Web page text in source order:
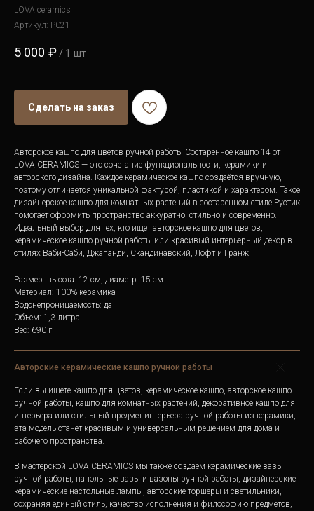
LOVA ceramics
Артикул: P021
5 000 ₽/ 1 шт
Сделать на заказ
Авторское кашпо для цветов ручной работы Состаренное кашпо 14 от
LOVA CERAMICS — это сочетание функциональности, керамики и
авторского дизайна. Каждое керамическое кашпо создаётся вручную,
поэтому отличается уникальной фактурой, пластикой и характером. Такое
дизайнерское кашпо для комнатных растений в состаренном стиле Рустик
помогает оформить пространство аккуратно, стильно и современно.
Идеальный выбор для тех, кто ищет авторское кашпо для цветов,
керамическое кашпо ручной работы или красивый интерьерный декор в
стилях Ваби-Саби, Джапанди, Скандинавский, Лофт и Гранж
Размер: высота: 12 см, диаметр: 15 см
Материал: 100% керамика
Водонепроницаемость: да
Объем: 1,3 литра
Вес: 690 г
Авторские керамические кашпо ручной работы
Если вы ищете кашпо для цветов, керамическое кашпо, авторское кашпо
ручной работы, кашпо для комнатных растений, декоративное кашпо для
интерьера или стильный предмет интерьера ручной работы из керамики,
эта модель станет красивым и универсальным решением для дома и
рабочего пространства.
В мастерской LOVA CERAMICS мы также создаём керамические вазы
ручной работы, напольные вазы и вазоны ручной работы, дизайнерские
керамические настольные лампы, авторские торшеры и светильники,
сохраняя единый стиль, качество исполнения и философию предметов,